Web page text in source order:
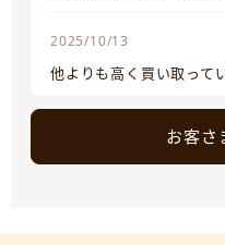
2025/10/13
他よりも高く買い取って
お客さ